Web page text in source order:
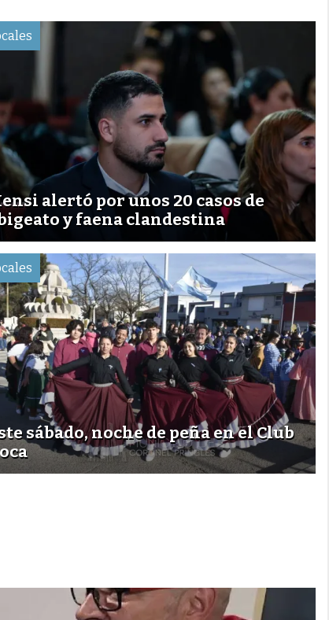
alertó por unos 20 casos de
y faena clandestina
sábado, noche de peña en el Club